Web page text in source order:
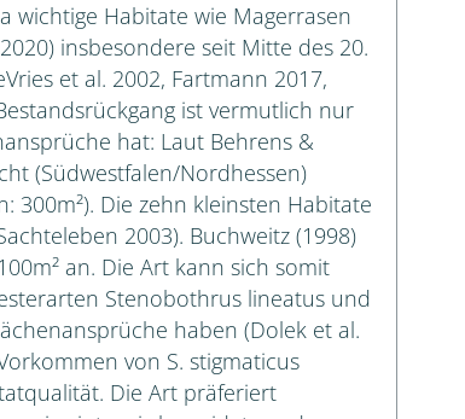
wichtige Habitate wie Magerrasen
insbesondere seit Mitte des 20.
et al. 2002, Fartmann 2017,
ist vermutlich nur
hat: Laut Behrens &
(Südwestfalen/Nordhessen)
300m²). Die zehn kleinsten Habitate
2003). Buchweitz (1998)
an. Die Art kann sich somit
Stenobothrus lineatus und
haben (Dolek et al.
von S. stigmaticus
Die Art präferiert